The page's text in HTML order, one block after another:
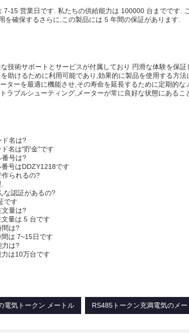
7-15 営業日です. 私たちの供給能力は 100000 台までです.
を確保するさらに,この製品には 5 年間の保証があります.
技術サポートとサービスが付属しており 円滑な体験を保
助けるために利用可能であり,効果的に製品を使用する方法
ターを最適に機能させ,その寿命を延長するために定期的な
ラブルシューティング,メーターが常に良好な状態にあるこ
ド名は?
名は"貯金"です
番号は?
号はDDZY1218です
作られるの?
な認証があるの?
です
文量は?
量は 5 台です
間は?
は 7~15日です
力は?
は10万台です
電気トークン メートル RS485トークン充満電気のメー